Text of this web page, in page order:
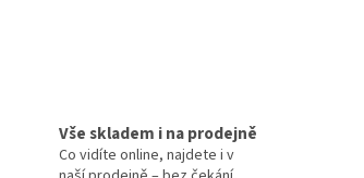
Vše skladem i na prodejně
Co vidíte online, najdete i v